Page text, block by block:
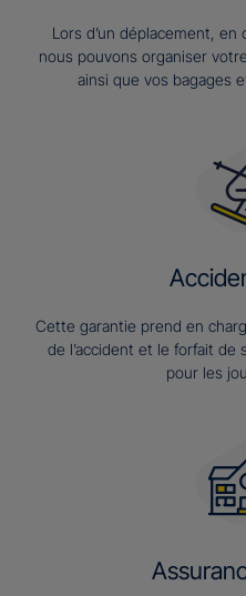
Lors d’un déplacement, en
nous pouvons organiser
ainsi que vos bagages
Cette garantie prend en
de l’accident et le forfait de
pour les